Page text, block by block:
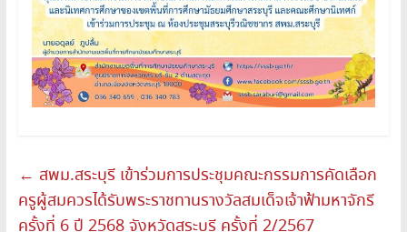
← สพม.สระบุรี เข้าร่วมการประชุมคณะกรรมการคัดเลือก
ครูผู้สมควรได้รับพระราชทานรางวัลสมเด็จเจ้าฟ้ามหาจักรี
ครั้งที่ 6 ปี 2568 จังหวัดสระบุรี ครั้งที่ 2/2567